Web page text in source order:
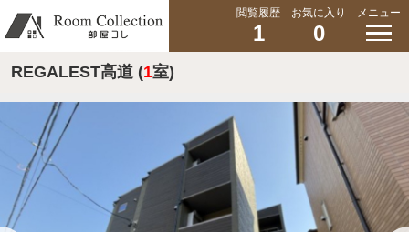
閲覧履歴
1
お気に入り
0
メニュー
REGALEST高道 (1室)